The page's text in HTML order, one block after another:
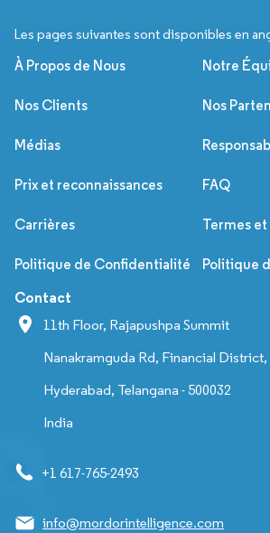
Les pages suivantes sont disponibles en
À Propos de Nous Notre
Nos Clients Nos
Médias
Prix et reconnaissances FAQ
Carrières Termes
Politique de Confidentialité Politique
Contact
11th Floor, Rajapushpa Summit
Nanakramguda Rd, Financial
Hyderabad, Telangana - 500032
India
+1 617-765-2493
info@mordorintelligence.com